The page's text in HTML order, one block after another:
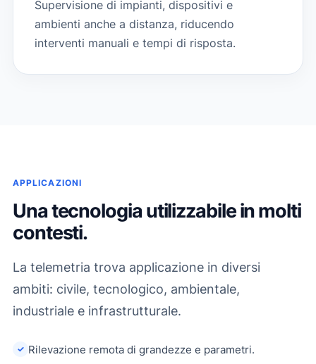
Supervisione di impianti, dispositivi e
ambienti anche a distanza, riducendo
interventi manuali e tempi di risposta.
APPLICAZIONI
Una tecnologia utilizzabile in molti
contesti.
La telemetria trova applicazione in diversi
ambiti: civile, tecnologico, ambientale,
industriale e infrastrutturale.
✓ Rilevazione remota di grandezze e parametri.